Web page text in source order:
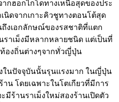
กฮอกไกโดทางเหนือสุดของประ
นิดจากเกาะคิวชูทางตอนโต้สุด
ถึงเอกลักษณ์ของรสชาติที่แตก
าเม็งมีหลากหลายชนิด แต่เป็นที่
ท้องถิ่นต่างๆจากทั่วญี่ปุ่น
ในปัจจุบันนั้นรุนแรงมาก ในญี่ปุ่น
าน โดยเฉพาะในโตเกียวที่มีการ
มีร้านราเม็งใหม่สองร้านเปิดตัว